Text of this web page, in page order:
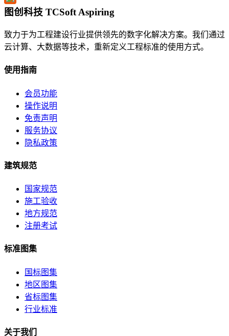
图创科技 TCSoft Aspiring
致力于为工程建设行业提供领先的数字化解决方案。我们通过
云计算、大数据等技术，重新定义工程标准的使用方式。
使用指南
会员功能
操作说明
免责声明
服务协议
隐私政策
建筑规范
国家规范
施工验收
地方规范
注册考试
标准图集
国标图集
地区图集
省标图集
行业标准
关于我们